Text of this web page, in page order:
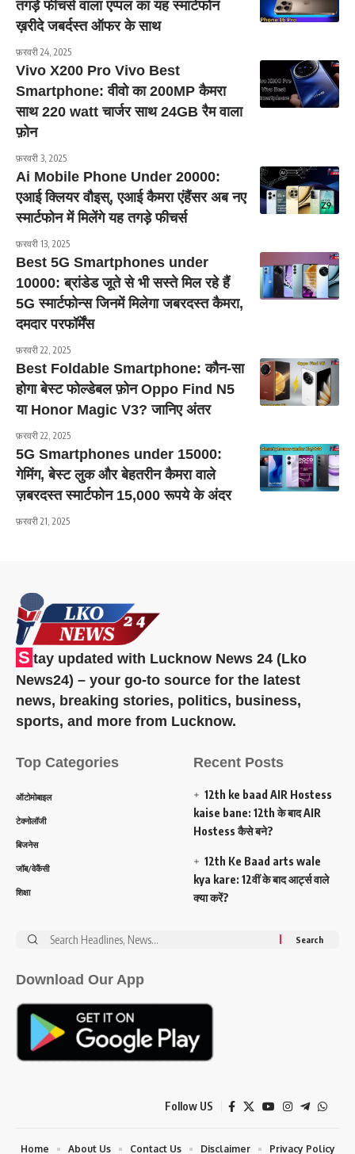
तगड़े फीचर्स वाला एप्पल का यह स्मार्टफोन
ख़रीदे जबर्दस्त ऑफर के साथ
फ़रवरी 24, 2025
Vivo X200 Pro Vivo Best
Smartphone: वीवो का 200MP कैमरा
साथ 220 watt चार्जर साथ 24GB रैम वाला
फ़ोन
फ़रवरी 3, 2025
Ai Mobile Phone Under 20000:
एआई क्लियर वौइस्, एआई कैमरा एंहैंसर अब नए
स्मार्टफोन में मिलेंगे यह तगड़े फीचर्स
फ़रवरी 13, 2025
Best 5G Smartphones under
10000: ब्रांडेड जूते से भी सस्ते मिल रहे हैं
5G स्मार्टफोन्स जिनमें मिलेगा जबरदस्त कैमरा,
दमदार परफॉर्मेंस
फ़रवरी 22, 2025
Best Foldable Smartphone: कौन-सा
होगा बेस्ट फोल्डेबल फ़ोन Oppo Find N5
या Honor Magic V3? जानिए अंतर
फ़रवरी 22, 2025
5G Smartphones under 15000:
गेमिंग, बेस्ट लुक और बेहतरीन कैमरा वाले
ज़बरदस्त स्मार्टफोन 15,000 रूपये के अंदर
फ़रवरी 21, 2025
S tay updated with Lucknow News 24 (Lko
News24) – your go-to source for the latest
news, breaking stories, politics, business,
sports, and more from Lucknow.
Top Categories
ऑटोमोबाइल
टेक्नोलॉजी
बिजनेस
जॉब/वेकैंसी
शिक्षा
Recent Posts
12th ke baad AIR Hostess
kaise bane: 12th के बाद AIR
Hostess कैसे बने?
12th Ke Baad arts wale
kya kare: 12वीं के बाद आर्ट्स वाले
क्या करें?
Search
Download Our App
Follow US
Home About Us Contact Us Disclaimer Privacy Policy